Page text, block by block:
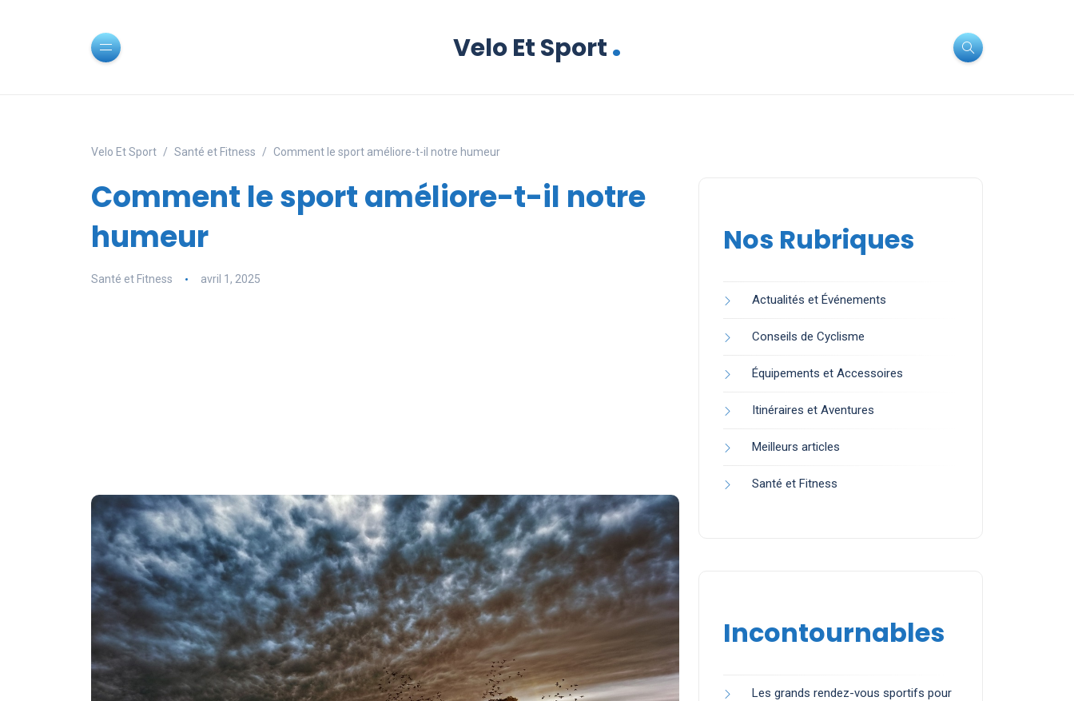
Velo Et Sport.
Velo Et Sport Santé et Fitness Comment le sport améliore-t-il notre humeur
Comment le sport améliore-t-il notre
humeur
Santé et Fitness avril 1, 2025
Nos Rubriques
Actualités et Événements
Conseils de Cyclisme
Équipements et Accessoires
Itinéraires et Aventures
Meilleurs articles
Santé et Fitness
Incontournables
Les grands rendez-vous sportifs pour